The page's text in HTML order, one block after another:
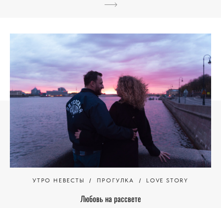
УТРО НЕВЕСТЫ ПРОГУЛКА LOVE STORY
Любовь на рассвете